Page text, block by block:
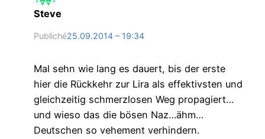
Steve
Publiché25.09.2014 – 19:34
Mal sehn wie lang es dauert, bis der erste
hier die Rückkehr zur Lira als effektivsten und
gleichzeitig schmerzlosen Weg propagiert…
und wieso das die bösen Naz…ähm…
Deutschen so vehement verhindern.